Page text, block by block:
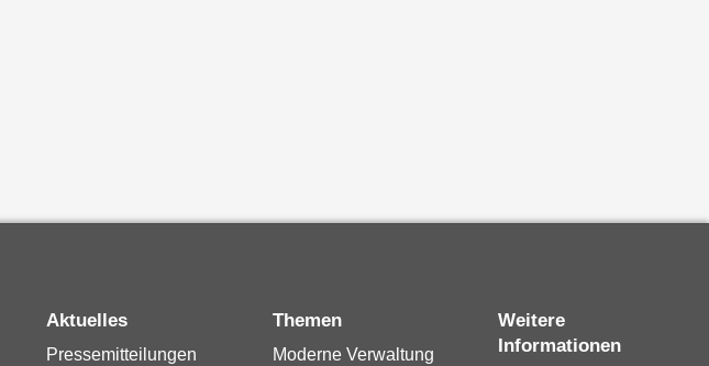
Aktuelles
Pressemitteilungen
Themen
Moderne Verwaltung
Weitere
Informationen